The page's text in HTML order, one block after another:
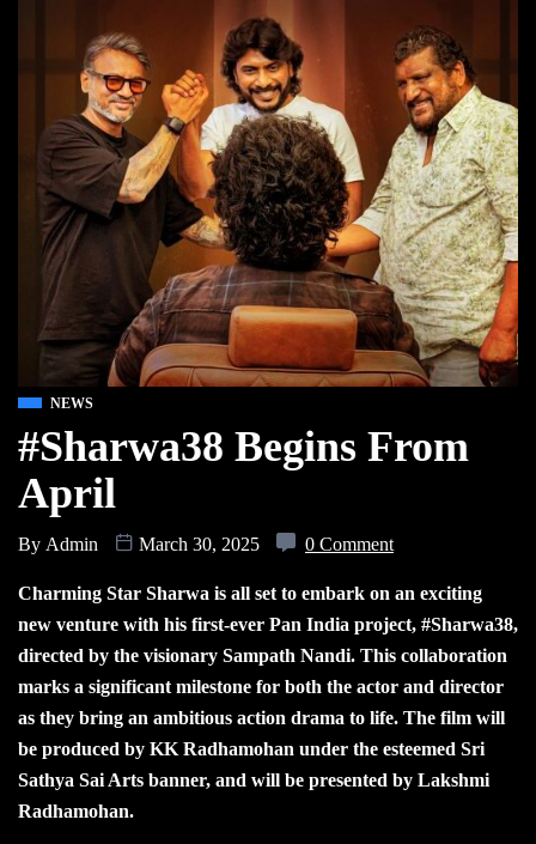
NEWS
#Sharwa38 Begins From
April
By Admin March 30, 2025 0 Comment
Charming Star Sharwa is all set to embark on an exciting
new venture with his first-ever Pan India project, #Sharwa38,
directed by the visionary Sampath Nandi. This collaboration
marks a significant milestone for both the actor and director
as they bring an ambitious action drama to life. The film will
be produced by KK Radhamohan under the esteemed Sri
Sathya Sai Arts banner, and will be presented by Lakshmi
Radhamohan.